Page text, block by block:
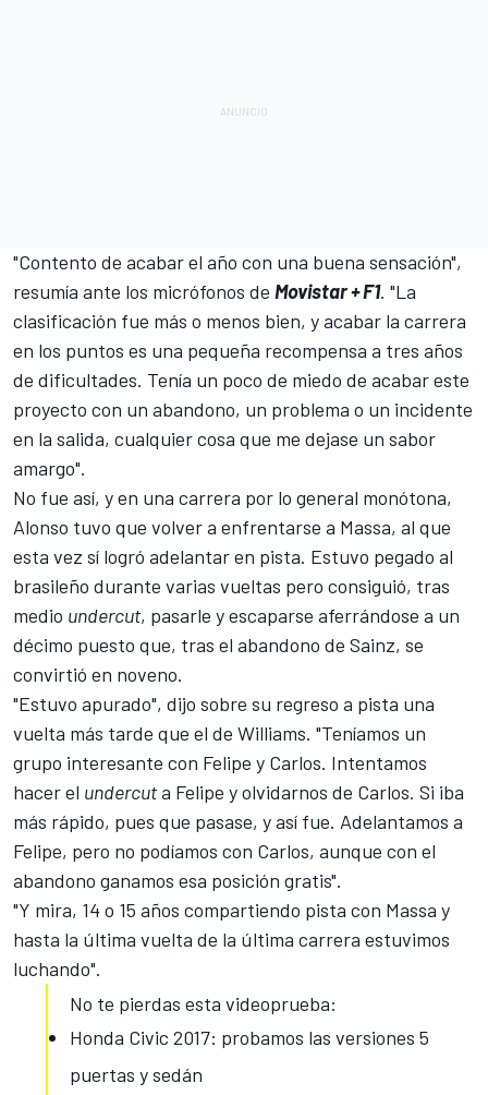
"Contento de acabar el año con una buena sensación",
resumía ante los micrófonos de Movistar + F1. "La
clasificación fue más o menos bien, y acabar la carrera
en los puntos es una pequeña recompensa a tres años
de dificultades. Tenía un poco de miedo de acabar este
proyecto con un abandono, un problema o un incidente
en la salida, cualquier cosa que me dejase un sabor
amargo".
No fue así, y en una carrera por lo general monótona,
Alonso tuvo que volver a enfrentarse a Massa, al que
esta vez sí logró adelantar en pista. Estuvo pegado al
brasileño durante varias vueltas pero consiguió, tras
medio undercut, pasarle y escaparse aferrándose a un
décimo puesto que, tras el abandono de Sainz, se
convirtió en noveno.
"Estuvo apurado", dijo sobre su regreso a pista una
vuelta más tarde que el de Williams. "Teníamos un
grupo interesante con Felipe y Carlos. Intentamos
hacer el undercuta Felipe y olvidarnos de Carlos. Si iba
más rápido, pues que pasase, y así fue. Adelantamos a
Felipe, pero no podíamos con Carlos, aunque con el
abandono ganamos esa posición gratis".
"Y mira, 14 o 15 años compartiendo pista con Massa y
hasta la última vuelta de la última carrera estuvimos
luchando".
No te pierdas esta videoprueba:
Honda Civic 2017: probamos las versiones 5
puertas y sedán